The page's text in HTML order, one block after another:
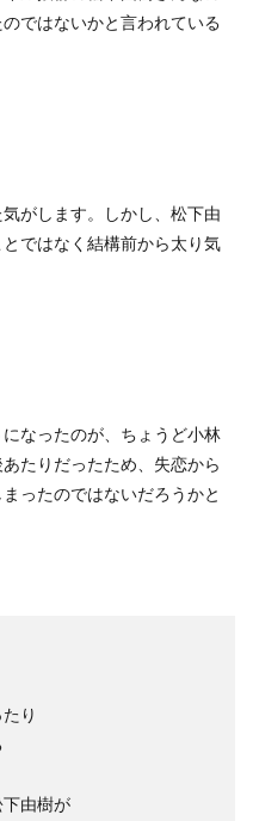
ではないかと言われている
がします。しかし、松下由
ではなく結構前から太り気
なったのが、ちょうど小林
たりだったため、失恋から
ったのではないだろうかと
り
由樹が